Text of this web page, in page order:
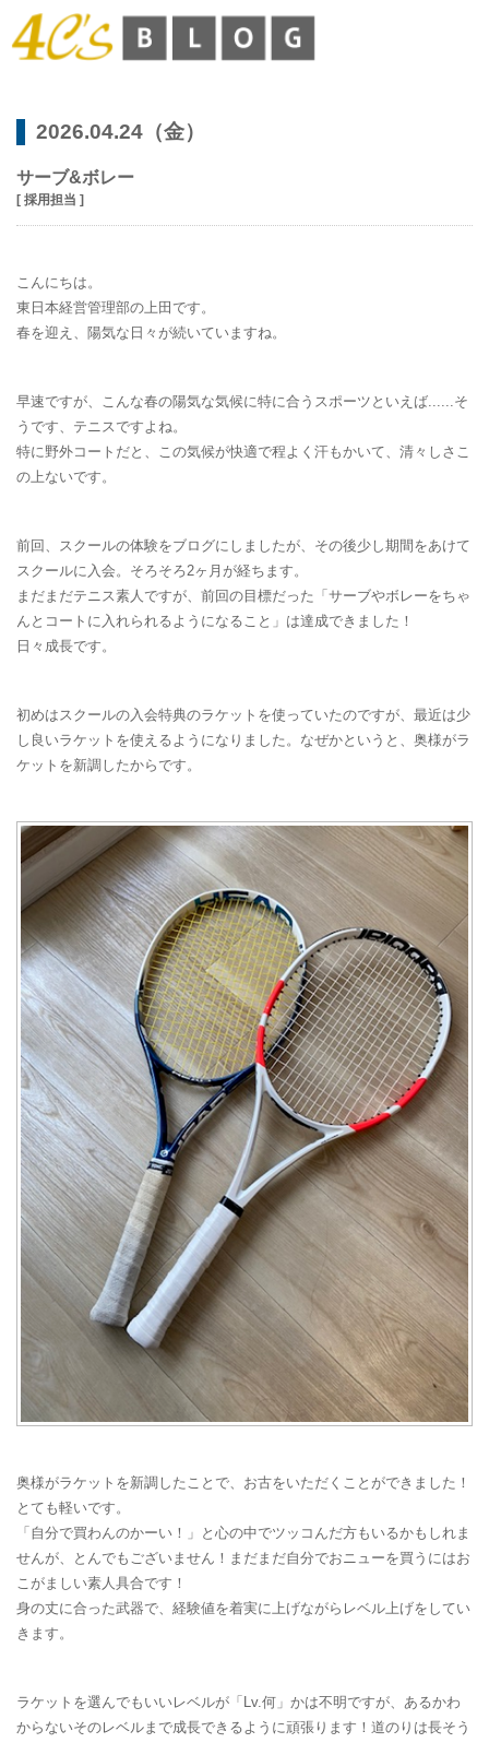
2026.04.24（金）
サーブ&ボレー
[ 採用担当 ]
こんにちは。
東日本経営管理部の上田です。
春を迎え、陽気な日々が続いていますね。
早速ですが、こんな春の陽気な気候に特に合うスポーツといえば......そ
うです、テニスですよね。
特に野外コートだと、この気候が快適で程よく汗もかいて、清々しさこ
の上ないです。
前回、スクールの体験をブログにしましたが、その後少し期間をあけて
スクールに入会。そろそろ2ヶ月が経ちます。
まだまだテニス素人ですが、前回の目標だった「サーブやボレーをちゃ
んとコートに入れられるようになること」は達成できました！
日々成長です。
初めはスクールの入会特典のラケットを使っていたのですが、最近は少
し良いラケットを使えるようになりました。なぜかというと、奥様がラ
ケットを新調したからです。
奥様がラケットを新調したことで、お古をいただくことができました！
とても軽いです。
「自分で買わんのかーい！」と心の中でツッコんだ方もいるかもしれま
せんが、とんでもございません！まだまだ自分でおニューを買うにはお
こがましい素人具合です！
身の丈に合った武器で、経験値を着実に上げながらレベル上げをしてい
きます。
ラケットを選んでもいいレベルが「Lv.何」かは不明ですが、あるかわ
からないそのレベルまで成長できるように頑張ります！道のりは長そう